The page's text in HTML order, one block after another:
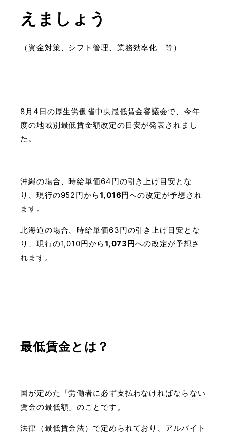
えましょう
（資金対策、シフト管理、業務効率化 等）
8月4日の厚生労働省中央最低賃金審議会で、今年
度の地域別最低賃金額改定の目安が発表されまし
た。
沖縄の場合、時給単価64円の引き上げ目安とな
り、現行の952円から1,016円への改定が予想され
ます。
北海道の場合、時給単価63円の引き上げ目安とな
り、現行の1,010円から1,073円への改定が予想さ
れます。
最低賃金とは？
国が定めた「労働者に必ず支払わなければならない
賃金の最低額」のことです。
法律（最低賃金法）で定められており、アルバイト